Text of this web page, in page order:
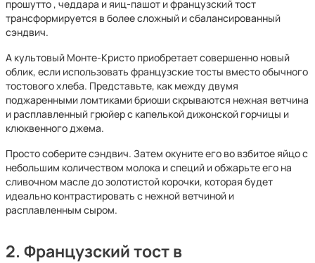
прошутто , чеддара и яиц-пашот и французский тост
трансформируется в более сложный и сбалансированный
сэндвич.
А культовый Монте-Кристо приобретает совершенно новый
облик, если использовать французские тосты вместо обычного
тостового хлеба. Представьте, как между двумя
поджаренными ломтиками бриоши скрываются нежная ветчина
и расплавленный грюйер с капелькой дижонской горчицы и
клюквенного джема.
Просто соберите сэндвич. Затем окуните его во взбитое яйцо с
небольшим количеством молока и специй и обжарьте его на
сливочном масле до золотистой корочки, которая будет
идеально контрастировать с нежной ветчиной и
расплавленным сыром.
2. Французский тост в